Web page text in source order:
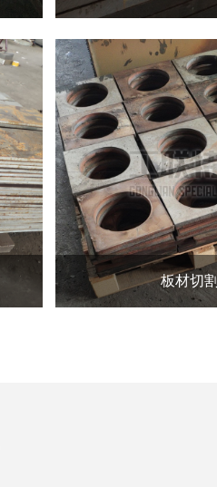
板材切割